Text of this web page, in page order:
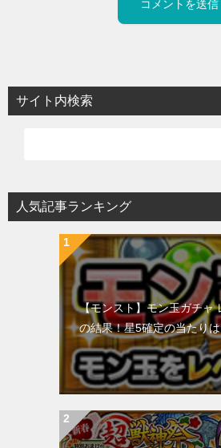
サイト内検索
人気記事ランキング
【モンスト】モン玉ガチャ
の結果！星5確定の当たり